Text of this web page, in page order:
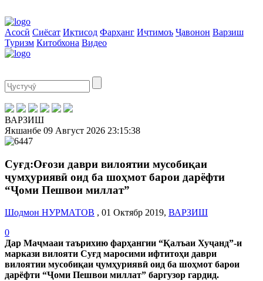
Асосӣ Сиёсат Иқтисод Фарҳанг Иҷтимоъ Ҷавонон Варзиш
Туризм Китобхона Видео
ВАРЗИШ
Якшанбе 09 Август 2026 23:15:39
Суғд:Оғози даври вилоятии мусобиқаи
ҷумҳуриявӣ оид ба шоҳмот барои дарёфти
“Ҷоми Пешвои миллат”
Шодмон НУРМАТОВ , 01 Октябр 2019, ВАРЗИШ
0
Дар Маҷмааи таърихию фарҳангии “Қалъаи Хуҷанд”-и
маркази вилояти Суғд маросими ифтитоҳи даври
вилоятии мусобиқаи ҷумҳуриявӣ оид ба шоҳмот барои
дарёфти “Ҷоми Пешвои миллат” баргузор гардид.